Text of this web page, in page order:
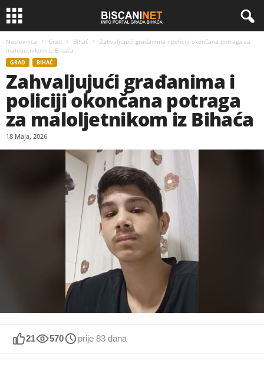
Naslovnica Grad Bihać
Zahvaljujući građanima i policiji okončana potraga za
maloljetnikom iz Bihaća
GRAD BIHAĆ
Zahvaljujući građanima i
policiji okončana potraga
za maloljetnikom iz Bihaća
18 Maja, 2026
21 570 prije 83 dana